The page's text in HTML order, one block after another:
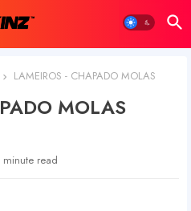
LAMEIROS - CHAPADO MOLAS
MOLAS
minute read